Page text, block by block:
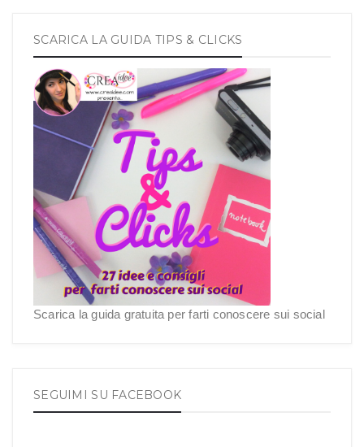
SCARICA LA GUIDA TIPS & CLICKS
Scarica la guida gratuita per farti conoscere sui social
SEGUIMI SU FACEBOOK